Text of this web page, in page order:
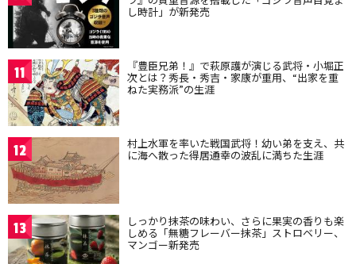
し時計」が新発売
11 『豊臣兄弟！』で萩原護が演じる武将・小堀正
次とは？秀長・秀吉・家康が重用、“出家を重
ねた実務派”の生涯
12 村上水軍を率いた戦国武将！幼い弟を支え、共
に海へ散った得居通幸の波乱に満ちた生涯
13 しっかり抹茶の味わい、さらに果実の香りも楽
しめる「無糖フレーバー抹茶」ストロベリー、
マンゴー新発売